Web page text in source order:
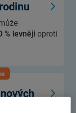
% levněji oproti